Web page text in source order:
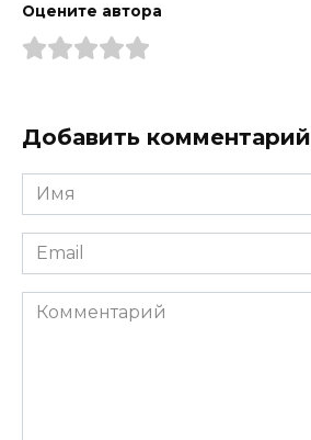
Оцените автора
Добавить комментарий
Имя
*
Email
*
Комментарий